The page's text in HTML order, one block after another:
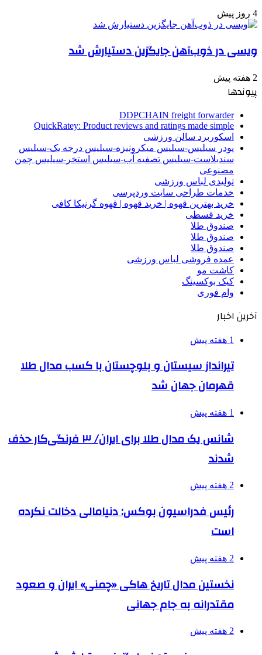
4 روز پیش
ویسی در ذوب‌آهن جایگزین دستیارش شد
2 هفته پیش
پیوندها
DDPCHAIN freight forwarder
QuickRatey: Product reviews and ratings made simple
اسکوربرد سالن ورزشی
پودر سیلیس-سیلیس میکرونیزه-سیلیس درجه یک-سیلیس
سندبلاست-سیلیس تصفیه آب-سیلیس استخر-سیلیس چمن
مصنوعی
تولیدی لباس ورزشی
خدمات طراحی سایت وردپرسی
خرید بهترین قهوه | خرید قهوه | قهوه گرنیکا کافی
خرید قسطی
صندوق طلا
صندوق طلا
صندوق طلا
عمده فروشی لباس ورزشی
کاشت مو
کیک بوکسینگ
وام فوری
آخرین اخبار
1 هفته پیش
تیرانداز سیستان و بلوچستان با کسب مدال طلا
قهرمان جهان شد
1 هفته پیش
شانس یک مدال طلا برای ایران/ ۳ فرنگی‌کار حذف
شدند
2 هفته پیش
رئیس فدراسیون بوکس: دنیامالی دخالت نکرده
است
2 هفته پیش
نخستین مدال تاریخ هاکی «چمنی» ایران و صعود
مقتدرانه به جام جهانی
2 هفته پیش